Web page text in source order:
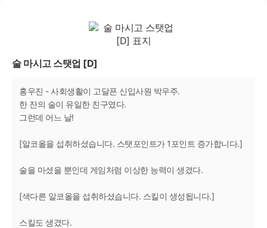
술 마시고 스탯업 [D]
홍우진 - 사회생활이 고달픈 신입사원 박우주.
한 잔의 술이 유일한 친구였다.
그런데 어느 날!
[알코올을 섭취하셨습니다. 스탯포인트가 1포인트 증가합니다.]
술을 마셨을 뿐인데 게임처럼 이상한 능력이 생겼다.
[색다른 알코올을 섭취하셨습니다. 스킬이 생성됩니다.]
스킬도 생겼다.